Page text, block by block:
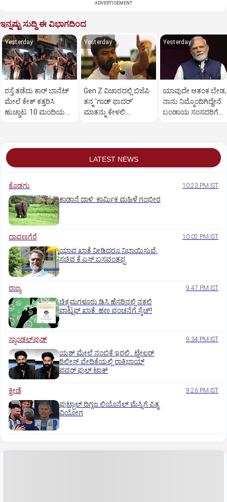
ADVERTISEMENT
ಇನ್ನಷ್ಟು ಸುದ್ದಿ ಈ ವಿಭಾಗದಿಂದ
Yesterday
ರಸ್ತೆ ತಡೆದು ಕಾರ್ ಬಾನೆಟ್
ಮೇಲೆ ಕೇಕ್ ಕತ್ತರಿಸಿ
ಹುಚ್ಚಾಟ: 10 ಮಂದಿಯ
Yesterday
Gen Z ವಿಚಾರದಲ್ಲಿ ಬಿಜೆಪಿ
ತನ್ನ 'ಗಾಡ್ ಫಾದರ್'
ಮಾತನ್ನು ಕೇಳಲಿ:
Yesterday
ಯಾವುದೇ ಆತಂಕ ಬೇಡ,
ನಾನು ನಿಮ್ಮೊಂದಿಗಿದ್ದೇನೆ:
ಬಂಡಾಯ ಸಂಸದರಿಗೆ
LATEST NEWS
ಕೊಡಗು 10:23 PM IST
ಕಾಡಾನೆ ದಾಳಿ: ಕಾರ್ಮಿಕ ಮಹಿಳೆ ಗಂಭೀರ
ದಾವಣಗೆರೆ 10:02 PM IST
ಯಾವ ಖಾತೆ ನೀಡಿದರೂ ನಿಭಾಯಿಸುವೆ:
ಸಚಿವ ಕೆ.ಎಸ್.ಬಸವಂತಪ್ಪ
ರಾಜ್ಯ 9:47 PM IST
ಚಿಕ್ಕಮಗಳೂರು ಡಿಸಿ ಹೆಸರಿನಲ್ಲಿ ನಕಲಿ
ವಾಟ್ಸಪ್ ಖಾತೆ: ಹಣ ವಂಚನೆಗೆ ಸ್ಕೆಚ್!
ಸ್ಯಾಂಡಲ್‌ವುಡ್‌ 9:34 PM IST
ಯಶ್‌ ಮೇಲೆ ನಂಬಿಕೆ ಇರಲಿ.. ಟ್ರೇಲರ್‌
ರಿಲೀಸ್‌ ವೇದಿಕೆಯಲ್ಲಿ ರಾಕಿಭಾಯ್‌
ಪವರ್‌ ಫುಲ್‌ ಟಾಕ್
ಕ್ರೀಡೆ 9:26 PM IST
ಫುಟ್ಬಾಲ್ ದಿಗ್ಗಜ ಲಿಯೊನೆಲ್‌ ಮೆಸ್ಸಿಗೆ ಪಿತೃ
ವಿಯೋಗ